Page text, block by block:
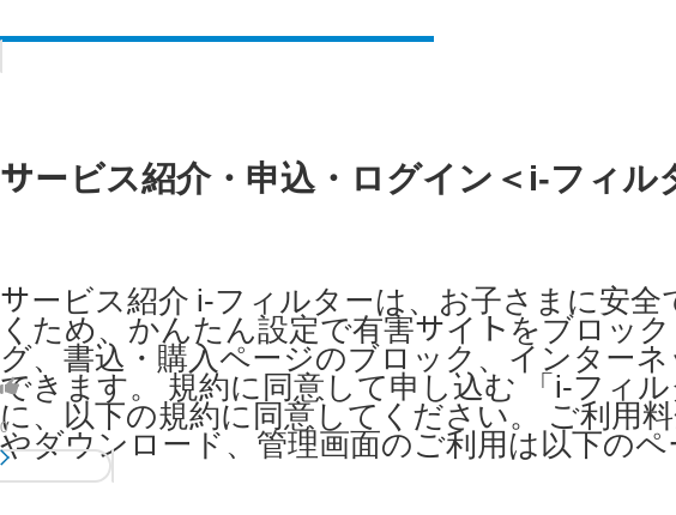
サービス紹介・申込・ログイン＜i-フィル
サービス紹介 i-フィルターは、お子さまに安
くため、かんたん設定で有害サイトをブロッ
グ、書込・購入ページのブロック、インター
できます。 規約に同意して申し込む 「i-フィ
に、以下の規約に同意してください。 ご利用
やダウンロード、管理画面のご利用は以下のペ
0